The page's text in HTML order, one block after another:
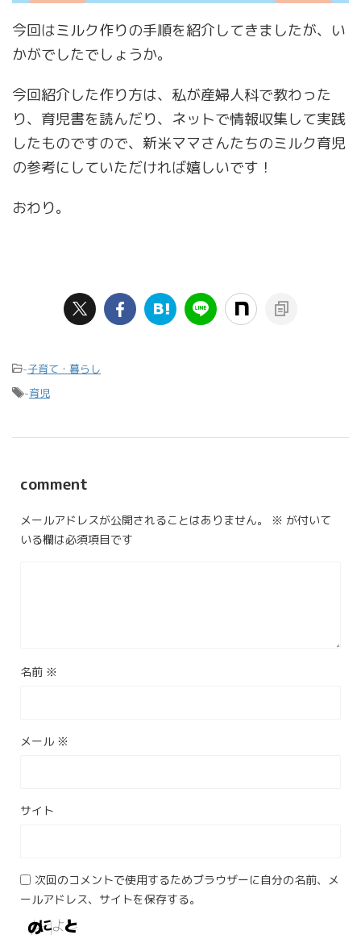
今回はミルク作りの手順を紹介してきましたが、い
かがでしたでしょうか。
今回紹介した作り方は、私が産婦人科で教わった
り、育児書を読んだり、ネットで情報収集して実践
したものですので、新米ママさんたちのミルク育児
の参考にしていただければ嬉しいです！
おわり。
-子育て・暮らし
-育児
comment
メールアドレスが公開されることはありません。 ※ が付いて
いる欄は必須項目です
名前 ※
メール ※
サイト
次回のコメントで使用するためブラウザーに自分の名前、メ
ールアドレス、サイトを保存する。